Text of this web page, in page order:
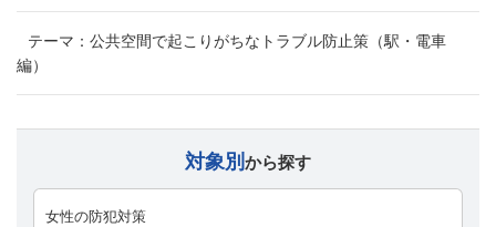
テーマ：公共空間で起こりがちなトラブル防止策（駅・電車
編）
対象別 から探す
女性の防犯対策